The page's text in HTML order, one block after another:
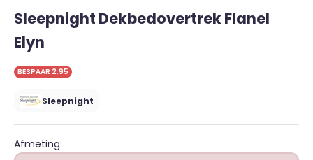
Sleepnight Dekbedovertrek Flanel
Elyn
BESPAAR 2,95
Sleepnight
Afmeting: